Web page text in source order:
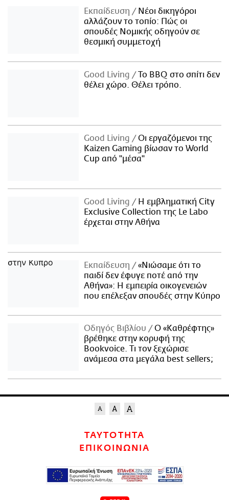
Εκπαίδευση
Νέοι δικηγόροι
αλλάζουν το τοπίο: Πώς οι
σπουδές Νομικής οδηγούν σε
θεσμική συμμετοχή
Good Living
Το BBQ στο σπίτι δεν
θέλει χώρο. Θέλει τρόπο.
Good Living
Οι εργαζόμενοι της
Kaizen Gaming βίωσαν το World
Cup από "μέσα"
Good Living
Η εμβληματική City
Exclusive Collection της Le Labo
έρχεται στην Αθήνα
Εκπαίδευση
«Νιώσαμε ότι το
παιδί δεν έφυγε ποτέ από την
Αθήνα»: Η εμπειρία οικογενειών
που επέλεξαν σπουδές στην Κύπρο
Οδηγός Βιβλίου
Ο «Καθρέφτης»
βρέθηκε στην κορυφή της
Bookvoice. Τι τον ξεχώρισε
ανάμεσα στα μεγάλα best sellers;
ΤΑΥΤΟΤΗΤΑ
ΕΠΙΚΟΙΝΩΝΙΑ